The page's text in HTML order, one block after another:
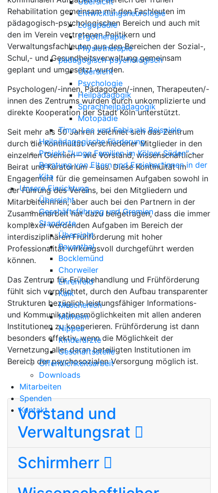
Entwicklungsneurologie
Logopädie
Ergotherapie
Physiotherapie
pädagogisch-psychologisch
Übersicht
Psychologie
Heilpädagogik
Sprachheilpädagogik
Motopädie
Timo, Leo und Fabia als Beispiele
Heilpädagogische Förderung
Projekt "Junge Familien im Kölner Süden" -
Beratung von Eltern und Erzieher*innen in der
Kita
Unsere Einrichtung
Übersicht
Geschäftsführung und Gremien
Standorte
Übersicht
Bayenthal
Bocklemünd
Chorweiler
Ehrenfeld
Kalk
Meschenich
Mülheim
Nippes
Kinderärzte
Geschäftsstelle
Öffentlichkeitsarbeit
Downloads
Mitarbeiten
Spenden
Kontakt
Rehabilitation gemeinsam mit den Fachleuten im
pädagogisch-psychologischen Bereich und auch mit
den im Verein vertretenen Politikern und
Verwaltungsfachleuten aus den Bereichen der Sozial-,
Schul,- und Gesundheitsverwaltung gemeinsam
geplant und umgesetzt wurden.
Psychologen/-innen, Pädagogen/-innen, Therapeuten/-
innen des Zentrums wurden durch unkomplizierte und
direkte Kooperation der Stadt Köln unterstützt.
Seit mehr als 50 Jahren zeichnet sich das Zentrum
durch die Kontinuität verschiedener Mitglieder in den
einzelnen Gremien – wie Vorstand, wissenschaftlicher
Beirat und Kuratorium – aus. Diese Kontinuität im
Engagement für die gemeinsamen Aufgaben sowohl in
der Führung des Vereins, bei den Mitgliedern und
Mitarbeiterinnen, aber auch bei den Partnern in der
Zusammenarbeit hat dazu beigetragen, dass die immer
komplexer werdenden Aufgaben im Bereich der
interdisziplinären Frühförderung mit hoher
Professionalität wirkungsvoll durchgeführt werden
können.
Das Zentrum für Frühbehandlung und Frühförderung
fühlt sich verpflichtet, durch den Aufbau transparenter
Strukturen bezüglich leistungsfähiger Informations-
und Kommunikationsmöglichkeiten mit allen anderen
Institutionen zu kooperieren. Frühförderung ist dann
besonders effektiv, wenn die Möglichkeit der
Vernetzung aller daran beteiligten Institutionen im
Bereich der psychosozialen Versorgung möglich ist.
Vorstand und
Verwaltungsrat
Schirmherr